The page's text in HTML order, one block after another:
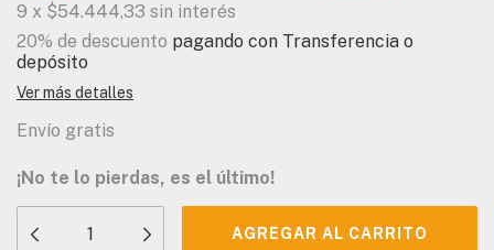
9 x $54.444,33 sin interés
20% de descuento pagando con Transferencia o
depósito
Ver más detalles
Envío gratis
¡No te lo pierdas, es el último!